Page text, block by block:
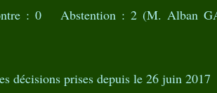
: 0 Abstention : 2 (M. Alban
décisions prises depuis le 26 juin 2017